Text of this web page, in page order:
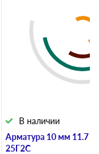
Арматура 10 мм 11.7 м
25Г2С
В наличии